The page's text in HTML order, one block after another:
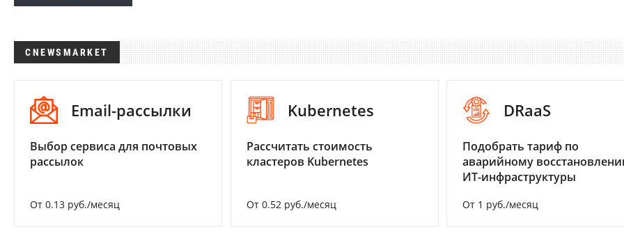
CNEWSMARKET
Email-рассылки
Выбор сервиса для почтовых
рассылок
От 0.13 руб./месяц
Kubernetes
Рассчитать стоимость
кластеров Kubernetes
От 0.52 руб./месяц
DRaaS
Подобрать тариф по
аварийному
ИТ-инфраструктуры
От 1 руб./месяц